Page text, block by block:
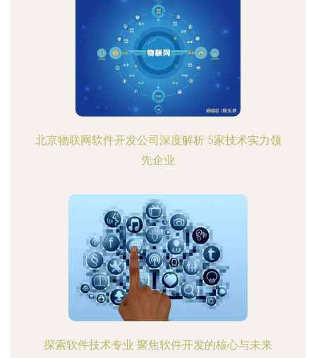
北京物联网软件开发公司深度解析 5家技术实力领
先企业
探索软件技术专业 聚焦软件开发的核心与未来